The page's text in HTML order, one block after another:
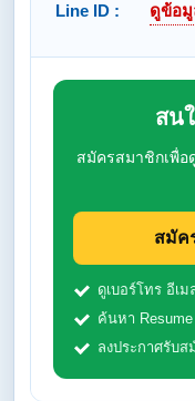
Line ID :
ดูข้อ
สน
สมัครสมาชิกเพื่
สมัค
ดูเบอร์โทร อีเ
ค้นหา
ลงประกาศรับส